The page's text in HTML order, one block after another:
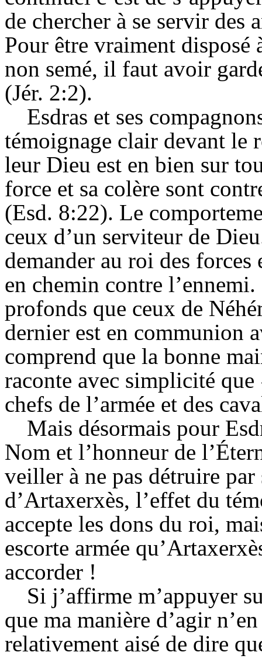
de chercher à se servir des
Pour être vraiment disposé
non semé, il faut avoir
(Jér. 2:2).
Esdras et ses
témoignage clair devant le
leur Dieu est en bien sur
force et sa colère sont
(Esd. 8:22). Le
ceux d’un serviteur de
demander au roi des
en chemin contre
profonds que ceux de
dernier est en communion
comprend que la bonne
raconte avec simplicité
chefs de l’armée et des
Mais désormais pour
Nom et l’honneur de
veiller à ne pas détruire
d’Artaxerxès, l’effet du
accepte les dons du roi,
escorte armée
accorder !
Si j’affirme m’appuyer
que ma manière d’agir
relativement aisé de dire